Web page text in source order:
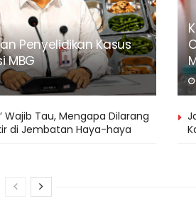
Penyelidikan Kasus
MBG
Wajib Tau, Mengapa Dilarang
di Jembatan Haya-haya